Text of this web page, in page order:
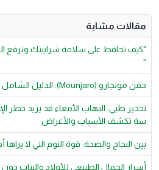
مقالات مشابة
"كيف تحافظ على سلامة شرايينك وترفع
"
حقن مونجارو (Mounjaro): الدليل الشامل للفوائد، الآلية، والآثار الجانبية
تحذير طبي: التهاب الأمعاء قد يزيد خطر
سة تكشف الأسباب والأعراض
بين النجاح والصحة: قوة النوم التي لا يراها
أسرار الجمال الطبيعي للأولاد والبنات